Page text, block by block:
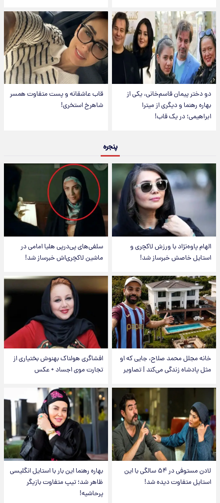
دو دختر پیمان قاسم‌خانی، یکی از
بهاره رهنما و دیگری از میترا
ابراهیمی؛ در یک قاب!
قاب عاشقانه و پست متفاوت همسر
شاهرخ استخری!
پنجره
الهام پاوه‌نژاد با ورزش لاکچری و
استایل خاصش خبرساز شد!
سلفی‌های پی‌درپی هلیا امامی در
ماشین لاکچری‌اش خبرساز شد!
خانه مجلل محمد صلاح، جایی که او
مثل پادشاه زندگی می‌کند | تصاویر
افشاگری هولناک بهنوش بختیاری از
تجارت موی اجساد + عکس
لادن مستوفی در ۵۴ سالگی با این
استایل متفاوت دیده شد!
بهاره رهنما این بار با استایل انگلیسی
ظاهر شد؛ تیپ متفاوت بازیگر
پرحاشیه!